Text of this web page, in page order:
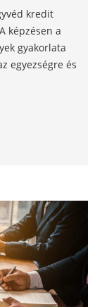
kredit
képzésen a
gyakorlata
egyezségre és